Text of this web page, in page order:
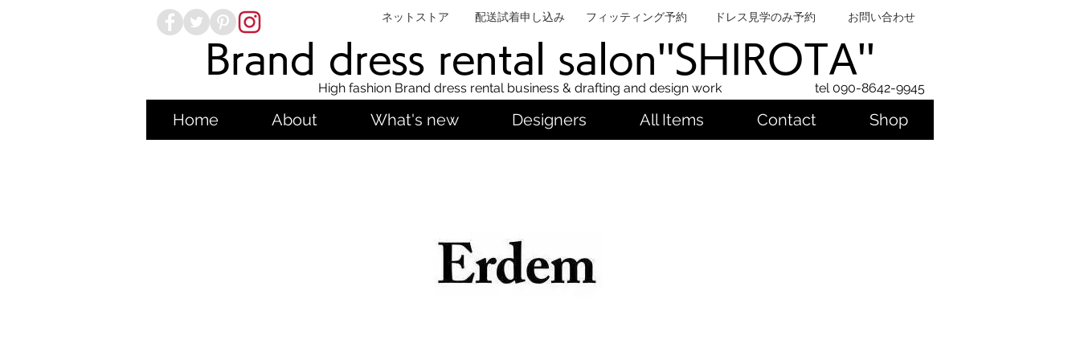
ネットストア 配送試着申し込み フィッティング予約 ドレス見学のみ予約 お問い合わせ
Brand dress rental salon''SHIROTA''
High fashion Brand dress rental business & drafting and design work tel 090-8642-9945
Home About What's new Designers All Items Contact Shop